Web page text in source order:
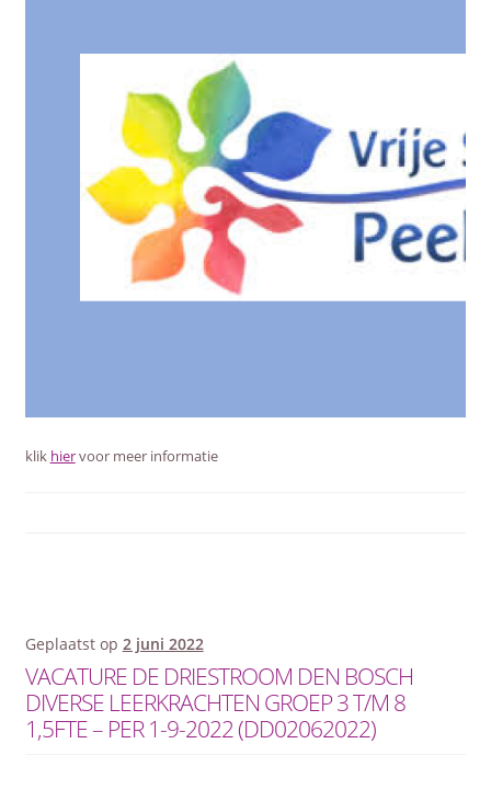
klik hiervoor meer informatie
Geplaatst op 2 juni 2022
VACATURE DE DRIESTROOM DEN BOSCH
DIVERSE LEERKRACHTEN GROEP 3 T/M 8
1,5FTE – PER 1-9-2022 (DD02062022)